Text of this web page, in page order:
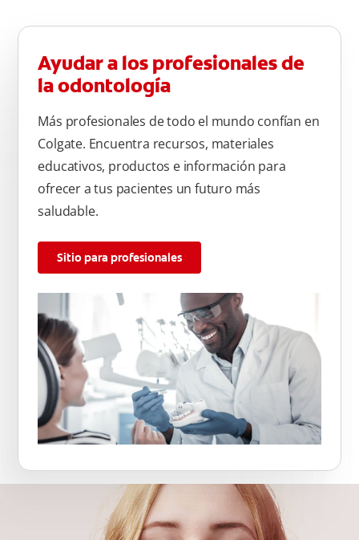
Ayudar a los profesionales de
la odontología
Más profesionales de todo el mundo confían en
Colgate. Encuentra recursos, materiales
educativos, productos e información para
ofrecer a tus pacientes un futuro más
saludable.
Sitio para profesionales